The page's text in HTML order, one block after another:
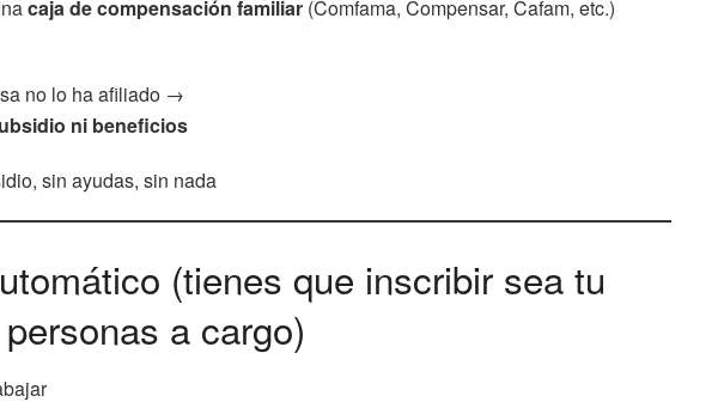
caja de compensación familiar (Comfama, Compensar, Cafam, etc.)
no lo ha afiliado →
ni beneficios
sin ayudas, sin nada
(tienes que inscribir sea tu
a cargo)